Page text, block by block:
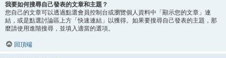
我要如何搜尋自己發表的文章和主題？
您自己的文章可以透過點選會員控制台或瀏覽個人資料中「顯示您的文章」連
結，或是點選討論區上方「快速連結」以獲得。如果要搜尋自己發表的主題，那
麼請使用進階搜尋，並填入適當的選項。
回頂端